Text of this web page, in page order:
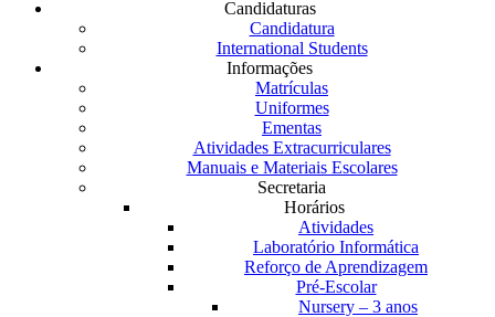
Candidaturas
Candidatura
International Students
Informações
Matrículas
Uniformes
Ementas
Atividades Extracurriculares
Manuais e Materiais Escolares
Secretaria
Horários
Atividades
Laboratório Informática
Reforço de Aprendizagem
Pré-Escolar
Nursery – 3 anos